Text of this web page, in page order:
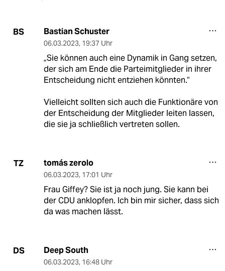
BS Bastian Schuster
06.03.2023, 19:37 Uhr
„Sie können auch eine Dynamik in Gang setzen,
der sich am Ende die Parteimitglieder in ihrer
Entscheidung nicht entziehen könnten.“
Vielleicht sollten sich auch die Funktionäre von
der Entscheidung der Mitglieder leiten lassen,
die sie ja schließlich vertreten sollen.
TZ tomás zerolo
06.03.2023, 17:01 Uhr
Frau Giffey? Sie ist ja noch jung. Sie kann bei
der CDU anklopfen. Ich bin mir sicher, dass sich
da was machen lässt.
DS Deep South
06.03.2023, 16:48 Uhr